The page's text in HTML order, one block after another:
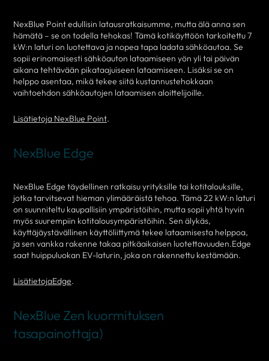
NexBlue Point edullisin latausratkaisumme, mutta älä anna sen
hämätä – se on todella tehokas! Tämä kotikäyttöön tarkoitettu 7
kW:n laturi on luotettava ja nopea tapa ladata sähköautoa. Se
sopii erinomaisesti sähköauton lataamiseen yön yli tai päivän
aikana tehtävään pikataajuiseen lataamiseen. Lisäksi se on
helppo asentaa, mikä tekee siitä kustannustehokkaan
vaihtoehdon sähköautojen lataamisen aloittelijoille.
Lisätietoja NexBlue Point.
NexBlue Edge
NexBlue Edge täydellinen ratkaisu yrityksille tai kotitalouksille,
jotka tarvitsevat hieman ylimääräistä tehoa. Tämä 22 kW:n laturi
on suunniteltu kaupallisiin ympäristöihin, mutta sopii yhtä hyvin
myös suurempiin kotitalousympäristöihin. Sen älykäs,
käyttäjäystävällinen käyttöliittymä tekee lataamisesta helppoa,
ja sen vankka rakenne takaa pitkäaikaisen luotettavuuden.Edge
saat huippuluokan EV-laturin, joka on rakennettu kestämään.
LisätietojaEdge.
NexBlue Zen kuormituksen
tasapainottaja)